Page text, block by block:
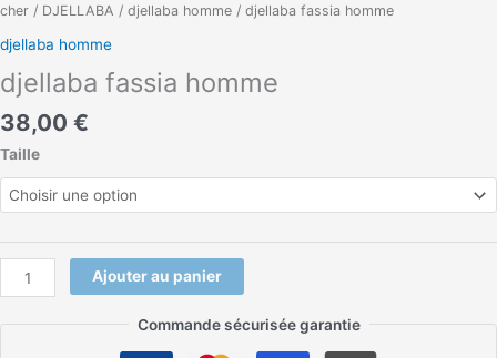
cher / DJELLABA / djellaba homme / djellaba fassia homme
djellaba homme
djellaba fassia homme
38,00 €
Taille
Ajouter au panier
Commande sécurisée garantie